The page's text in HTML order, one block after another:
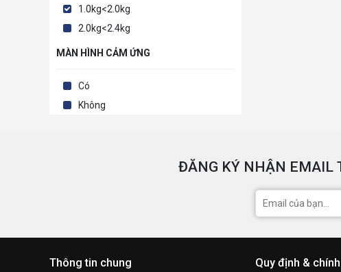
1.0kg<2.0kg
2.0kg<2.4kg
MÀN HÌNH CẢM ỨNG
Có
Không
ĐĂNG KÝ NHẬN EMAIL
Thông tin chung Quy định &